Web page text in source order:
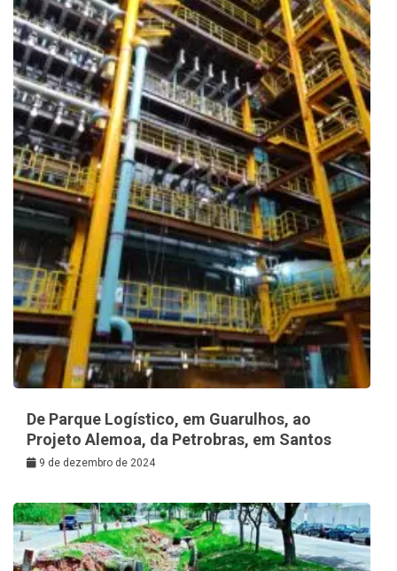
De Parque Logístico, em Guarulhos, ao
Projeto Alemoa, da Petrobras, em Santos
9 de dezembro de 2024